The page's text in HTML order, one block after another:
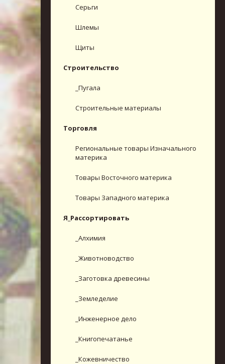
Серьги
Шлемы
Щиты
Строительство
_Пугала
Строительные материалы
Торговля
Региональные товары Изначального
материка
Товары Восточного материка
Товары Западного материка
Я_Рассортировать
_Алхимия
_Животноводство
_Заготовка древесины
_Земледелие
_Инженерное дело
_Книгопечатанье
_Кожевничество